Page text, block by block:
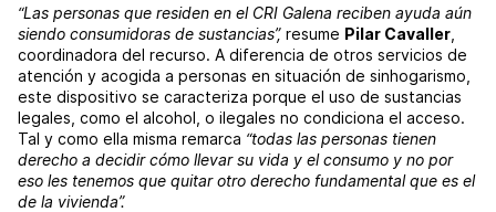
“Las personas que residen en el CRI Galena reciben ayuda aún
siendo consumidoras de sustancias”, resume Pilar Cavaller
coordinadora del recurso. A diferencia de otros servicios de
atención y acogida a personas en situación de sinhogarismo,
este dispositivo se caracteriza porque el uso de sustancias
legales, como el alcohol, o ilegales no condiciona el acceso.
Tal y como ella misma remarca “todas las personas tienen
derecho a decidir cómo llevar su vida y el consumo y no por
eso les tenemos que quitar otro derecho fundamental que es el
de la vivienda”.